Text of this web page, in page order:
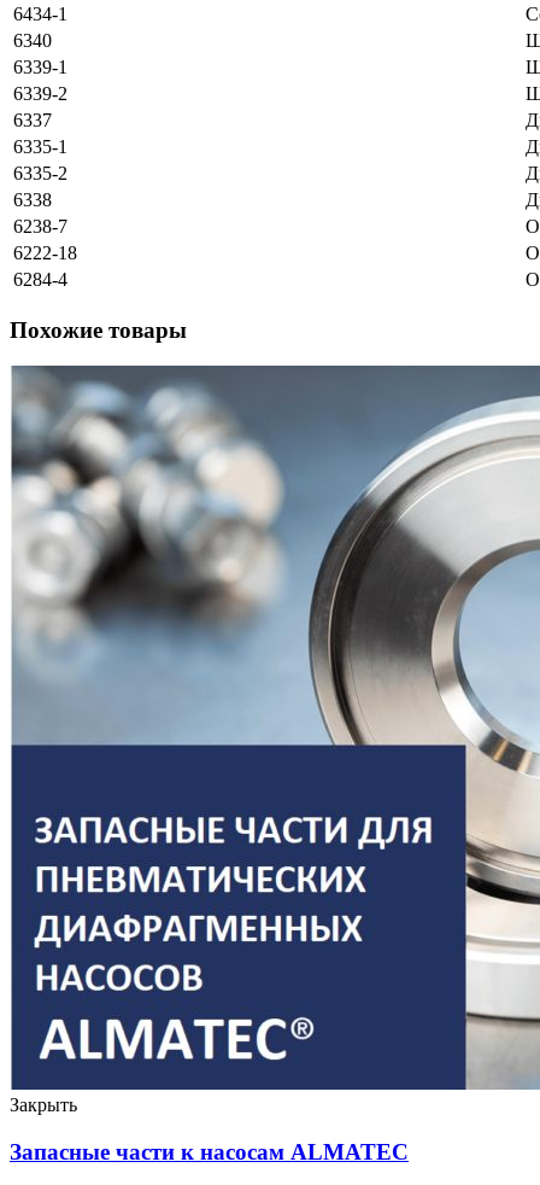
6434-1
6340
6339-1
6339-2
6337
6335-1
6335-2
6338
6238-7
6222-18
6284-4
Похожие товары
Закрыть
Запасные части к насосам ALMATEC